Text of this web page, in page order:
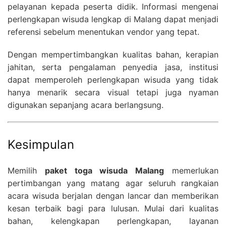
pelayanan kepada peserta didik. Informasi mengenai
perlengkapan wisuda lengkap di Malang dapat menjadi
referensi sebelum menentukan vendor yang tepat.
Dengan mempertimbangkan kualitas bahan, kerapian
jahitan, serta pengalaman penyedia jasa, institusi
dapat memperoleh perlengkapan wisuda yang tidak
hanya menarik secara visual tetapi juga nyaman
digunakan sepanjang acara berlangsung.
Kesimpulan
Memilih paket toga wisuda Malang memerlukan
pertimbangan yang matang agar seluruh rangkaian
acara wisuda berjalan dengan lancar dan memberikan
kesan terbaik bagi para lulusan. Mulai dari kualitas
bahan, kelengkapan perlengkapan, layanan